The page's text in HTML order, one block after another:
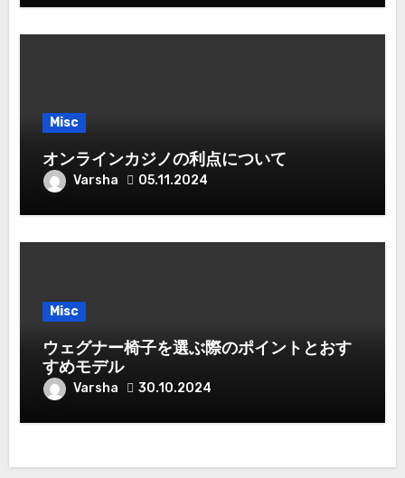
Misc
オンラインカジノの利点について
Varsha 05.11.2024
Misc
ウェグナー椅子を選ぶ際のポイントとおす
すめモデル
Varsha 30.10.2024